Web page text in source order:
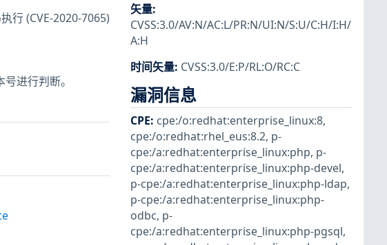
行 (CVE-2020-7065)
进行判断。
矢量:
CVSS:3.0/AV:N/AC:L/PR:N/UI:N/S:U/C:H/I:H/
A:H
时间矢量: CVSS:3.0/E:P/RL:O/RC:C
漏洞信息
CPE: cpe:/o:redhat:enterprise_linux:8,
cpe:/o:redhat:rhel_eus:8.2, p-
cpe:/a:redhat:enterprise_linux:php, p-
cpe:/a:redhat:enterprise_linux:php-devel,
p-cpe:/a:redhat:enterprise_linux:php-ldap,
p-cpe:/a:redhat:enterprise_linux:php-
odbc, p-
cpe:/a:redhat:enterprise_linux:php-pgsql,